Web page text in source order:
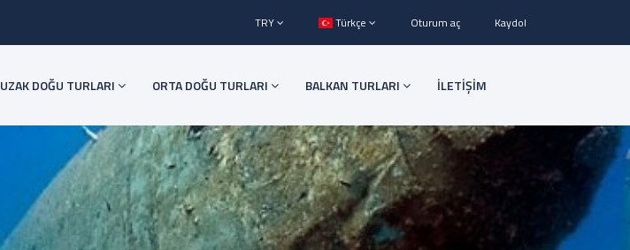
TRY Türkçe Oturum aç Kaydol
UZAK DOĞU TURLARI ORTA DOĞU TURLARI BALKAN TURLARI İLETİŞİM